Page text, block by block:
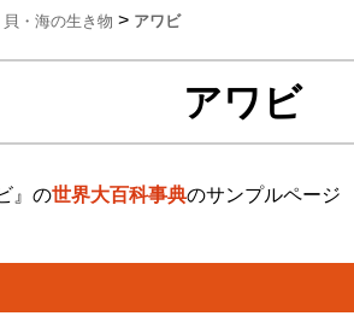
貝・海の生き物 > アワビ
アワビ
』の世界大百科事典のサンプルページ